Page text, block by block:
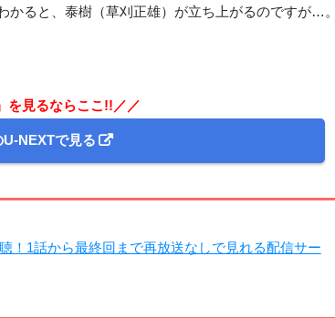
ると、泰樹（草刈正雄）が立ち上がるのですが…。
を見るならここ!!／／
NEXTで見る
！1話から最終回まで再放送なしで見れる配信サー